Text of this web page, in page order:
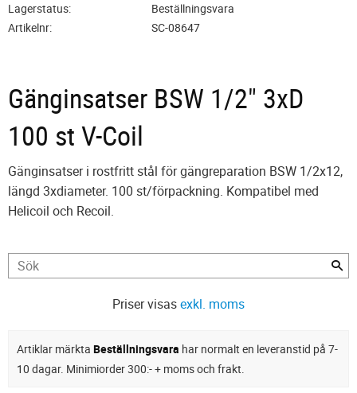
Lagerstatus
Beställningsvara
Artikelnr
SC-08647
Gänginsatser BSW 1/2" 3xD
100 st V-Coil
Gänginsatser i rostfritt stål för gängreparation BSW 1/2x12,
längd 3xdiameter. 100 st/förpackning. Kompatibel med
Helicoil och Recoil.
Priser visasexkl. moms
Artiklar märkta Beställningsvara har normalt en leveranstid på 7-
10 dagar. Minimiorder 300:- + moms och frakt.